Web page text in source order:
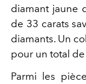
diamant jaune
de 33 carats
diamants. Un
pour un total
Parmi les